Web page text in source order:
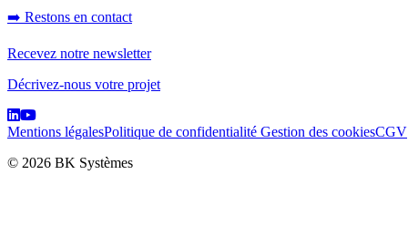
➡️ Restons en contact
Recevez notre newsletter
Décrivez-nous votre projet
Mentions légalesPolitique de confidentialité Gestion des cookiesCGV
© 2026 BK Systèmes